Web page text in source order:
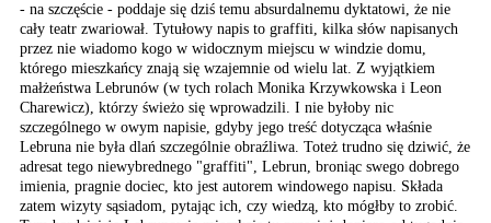
- na szczęście - poddaje się dziś temu absurdalnemu dyktatowi, że nie
cały teatr zwariował. Tytułowy napis to graffiti, kilka słów napisanych
przez nie wiadomo kogo w widocznym miejscu w windzie domu,
którego mieszkańcy znają się wzajemnie od wielu lat. Z wyjątkiem
małżeństwa Lebrunów (w tych rolach Monika Krzywkowska i Leon
Charewicz), którzy świeżo się wprowadzili. I nie byłoby nic
szczególnego w owym napisie, gdyby jego treść dotycząca właśnie
Lebruna nie była dlań szczególnie obraźliwa. Toteż trudno się dziwić, że
adresat tego niewybrednego "graffiti", Lebrun, broniąc swego dobrego
imienia, pragnie dociec, kto jest autorem windowego napisu. Składa
zatem wizyty sąsiadom, pytając ich, czy wiedzą, kto mógłby to zrobić.